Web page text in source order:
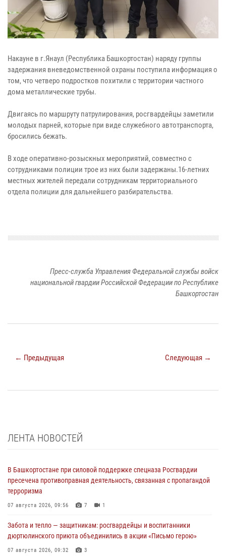
Накауне в г.Янаул (Республика Башкортостан) наряду группы
задержания вневедомственной охраны поступила информация о
том, что четверо подростков похитили с территории частного
дома металлические трубы.
Двигаясь по маршруту патрулирования, росгвардейцы заметили
молодых парней, которые при виде служебного автотранспорта,
бросились бежать.
В ходе оперативно-розыскных мероприятий, совместно с
сотрудниками полиции трое из них были задержаны.16-летних
местных жителей передали сотрудникам территориального
отдела полиции для дальнейшего разбирательства.
Пресс-служба Управления Федеральной службы войск
национальной гвардии Российской Федерации по Республике
Башкортостан
← Предыдущая Следующая →
ЛЕНТА НОВОСТЕЙ
В Башкортостане при силовой поддержке спецназа Росгвардии
пресечена противоправная деятельность, связанная с пропагандой
терроризма
07 августа 2026, 09:56 7 1
Забота и тепло — защитникам: росгвардейцы и воспитанники
дюртюлинского приюта объединились в акции «Письмо герою»
07 августа 2026, 09:32 3